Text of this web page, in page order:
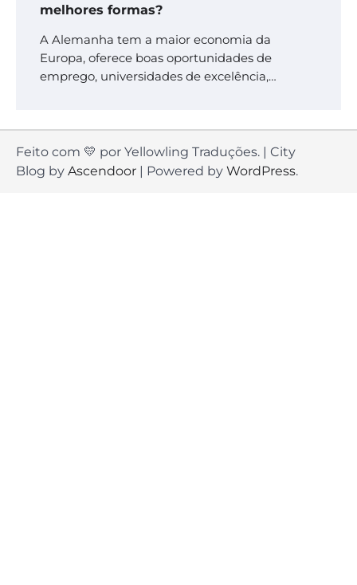
melhores formas?
A Alemanha tem a maior economia da
Europa, oferece boas oportunidades de
emprego, universidades de excelência,…
Feito com 💛 por Yellowling Traduções. | City
Blog by Ascendoor | Powered by WordPress.